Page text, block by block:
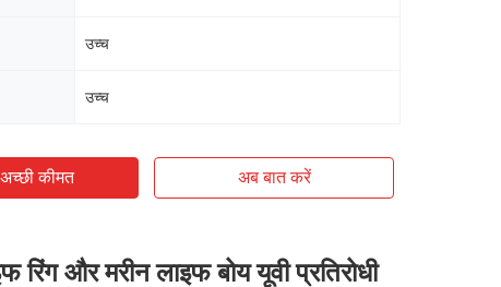
उच्च
उच्च
कीमत अब बात करें
रिंग और मरीन लाइफ बोय यूवी प्रतिरोधी